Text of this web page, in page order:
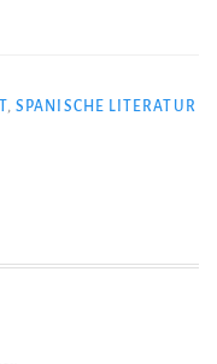
,SPANISCHE LITERATUR